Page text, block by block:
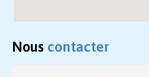
Nous contacter